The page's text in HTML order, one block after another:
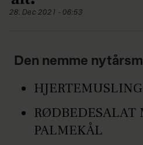
28. Dec 2021 - 06:53
Den nemme
RØDBEDESALAT
PALMEKÅL